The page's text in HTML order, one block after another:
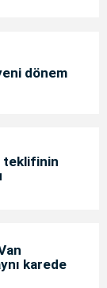
dönem
teklifinin
karede